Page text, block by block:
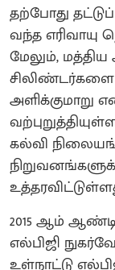
தற்போது
வந்த எரிவாயு
மேலும், மத்திய
சிலிண்டர்களை
கல்வி
2015 ஆம்
எல்பிஜி
உள்நாட்டு